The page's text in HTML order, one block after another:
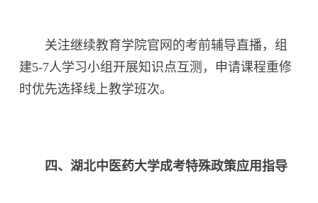
关注继续教育学院官网的考前辅导直播，组
建5-7人学习小组开展知识点互测，申请课程重修
时优先选择线上教学班次。
四、湖北中医药大学成考特殊政策应用指导